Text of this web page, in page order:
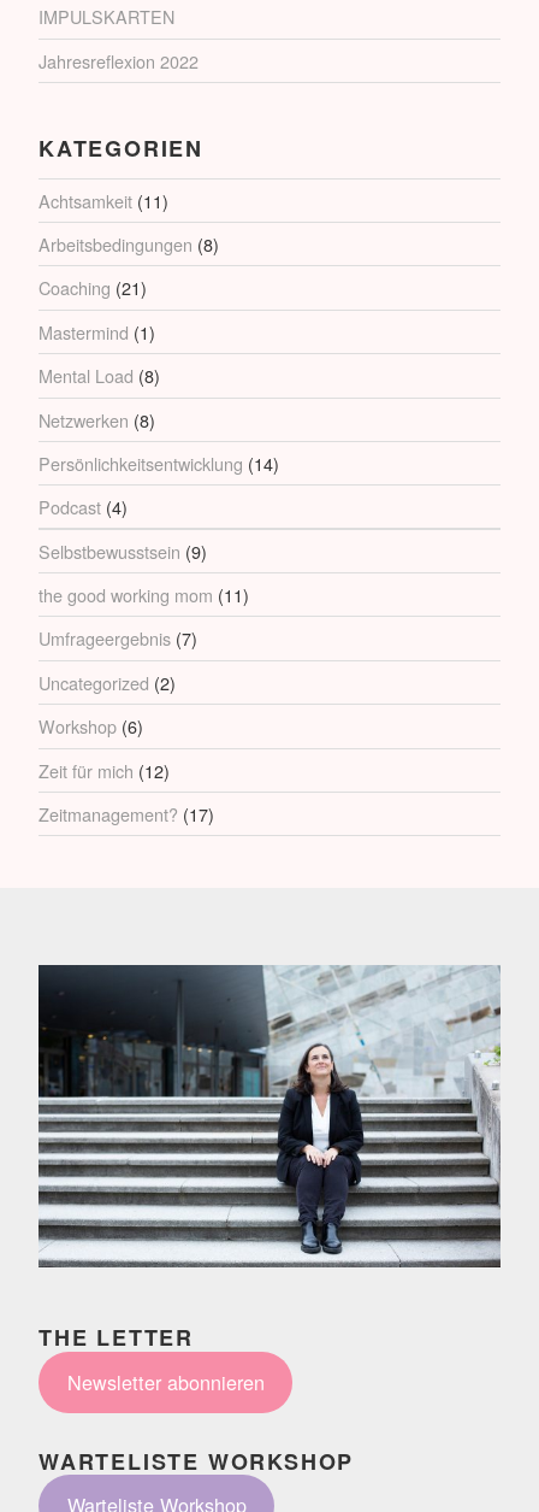
IMPULSKARTEN
Jahresreflexion 2022
KATEGORIEN
Achtsamkeit (11)
Arbeitsbedingungen (8)
Coaching (21)
Mastermind (1)
Mental Load (8)
Netzwerken (8)
Persönlichkeitsentwicklung (14)
Podcast (4)
Selbstbewusstsein (9)
the good working mom (11)
Umfrageergebnis (7)
Uncategorized (2)
Workshop (6)
Zeit für mich (12)
Zeitmanagement? (17)
THE LETTER
Newsletter abonnieren
WARTELISTE WORKSHOP
Warteliste Workshop